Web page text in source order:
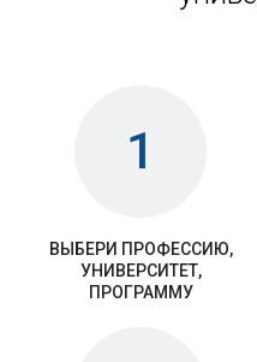
1
ВЫБЕРИ ПРОФЕССИЮ,
УНИВЕРСИТЕТ,
ПРОГРАММУ